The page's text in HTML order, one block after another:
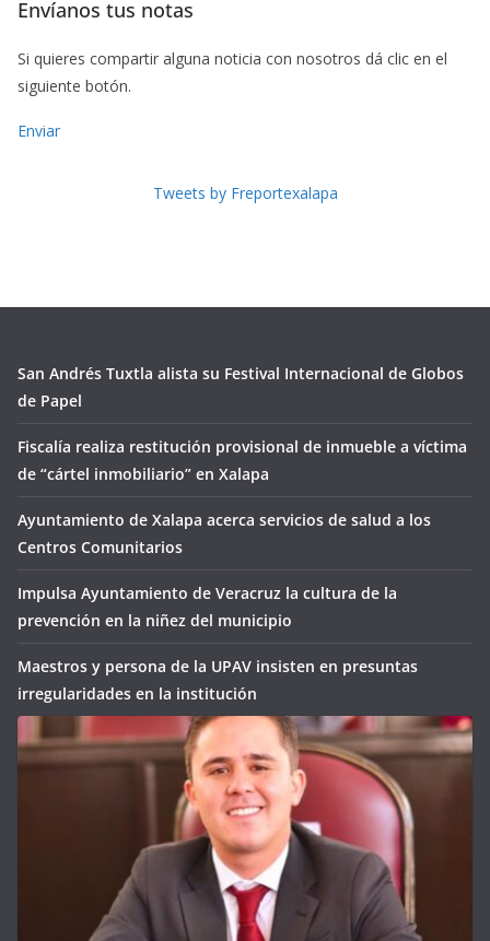
Envíanos tus notas
Si quieres compartir alguna noticia con nosotros dá clic en el
siguiente botón.
Enviar
Tweets by Freportexalapa
San Andrés Tuxtla alista su Festival Internacional de Globos
de Papel
Fiscalía realiza restitución provisional de inmueble a víctima
de “cártel inmobiliario” en Xalapa
Ayuntamiento de Xalapa acerca servicios de salud a los
Centros Comunitarios
Impulsa Ayuntamiento de Veracruz la cultura de la
prevención en la niñez del municipio
Maestros y persona de la UPAV insisten en presuntas
irregularidades en la institución